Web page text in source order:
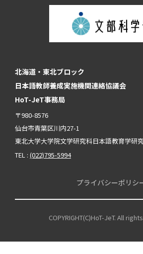
北海道・東北ブロック
日本語教師養成実施機関連絡協議会
HoT-JeT事務局
〒980-8576
仙台市青葉区川内27-1
東北大学大学院文学研究科日本語教育学研
TEL : (022)795-5994
プライバシーポリシ
COPYRIGHT(C)HoT-JeT. All